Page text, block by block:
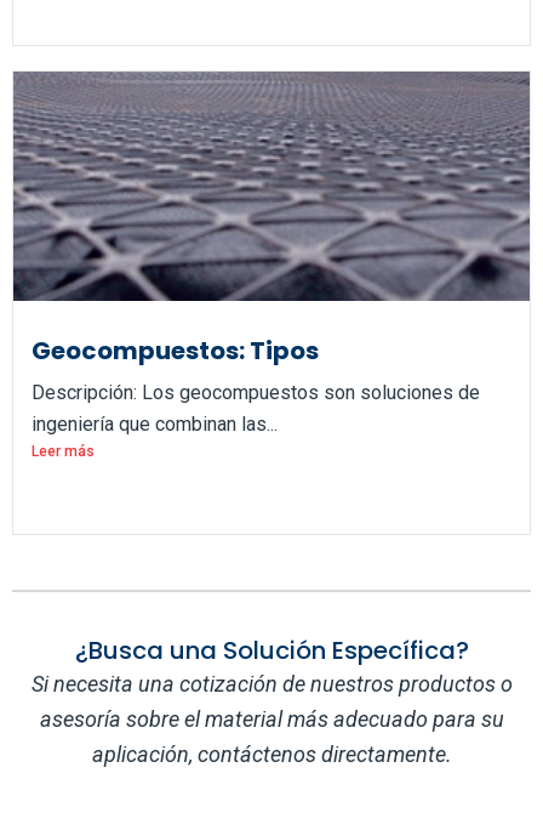
Geocompuestos: Tipos
Descripción: Los geocompuestos son soluciones de
ingeniería que combinan las...
Leer más
¿Busca una Solución Específica?
Si necesita una cotización de nuestros productos o
asesoría sobre el material más adecuado para su
aplicación, contáctenos directamente.